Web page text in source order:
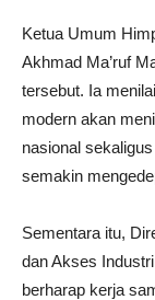
Ketua Umum
Akhmad Ma’ruf
tersebut. Ia
modern akan
nasional
semakin
Sementara itu,
dan Akses
berharap kerja